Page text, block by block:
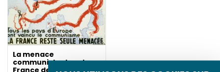
La menace
communiste dans la